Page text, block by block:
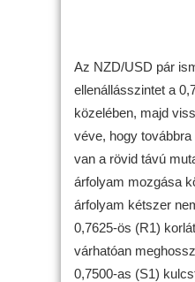
Az NZD/USD pár
ellenállásszintet a
közelében, majd
véve, hogy
van a rövid távú
árfolyam mozgása
árfolyam kétszer
0,7625-ös (R1)
várhatóan
0,7500-as (S1)